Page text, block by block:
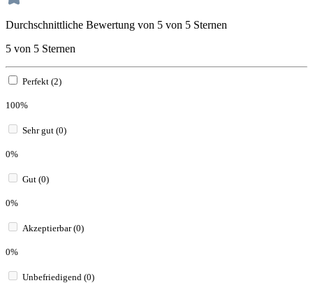
Durchschnittliche Bewertung von 5 von 5 Sternen
5 von 5 Sternen
Perfekt (2)
100%
Sehr gut (0)
0%
Gut (0)
0%
Akzeptierbar (0)
0%
Unbefriedigend (0)